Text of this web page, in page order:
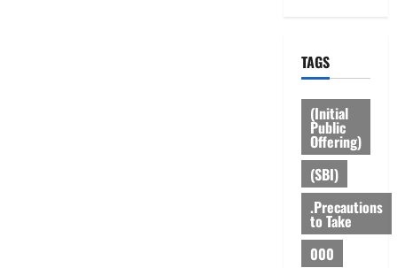
TAGS
(Initial
Public
Offering)
(SBI)
.Precautions
to Take
000